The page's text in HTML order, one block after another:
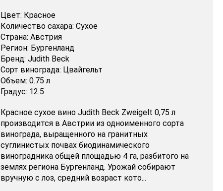
Цвет: Красное
Количество сахара: Сухое
Страна: Австрия
Регион: Бургенланд
Бренд: Judith Beck
Сорт винограда: Цвайгельт
Объем: 0.75 л
Градус: 12.5
Красное сухое вино Judith Beck Zweigelt 0,75 л
производится в Австрии из одноименного сорта
винограда, выращенного на гранитных
суглинистых почвах биодинамического
виноградника общей площадью 4 га, разбитого на
землях региона Бургенланд. Урожай собирают
вручную с лоз, средний возраст кото...